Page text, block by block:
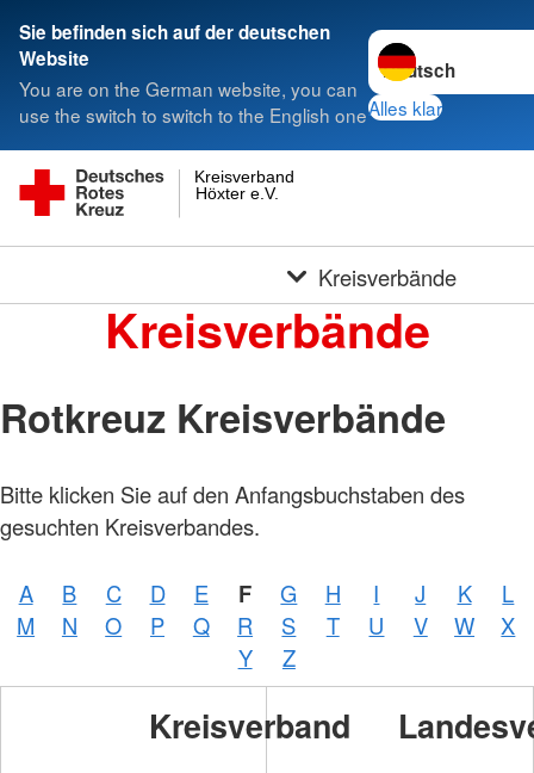
Sie befinden sich auf der deutschen
Website
You are on the German website, you can
use the switch to switch to the English one
Sprache wechseln
Alles klar
Höxter e.V.
Kreisverband
Kreisverbände
Kreisverbände
Rotkreuz Kreisverbände
Bitte klicken Sie auf den Anfangsbuchstaben des
gesuchten Kreisverbandes.
A B C D E F G H I J K
L
M
N O P Q R S T U V W
X
Y
Z
Kreisverband